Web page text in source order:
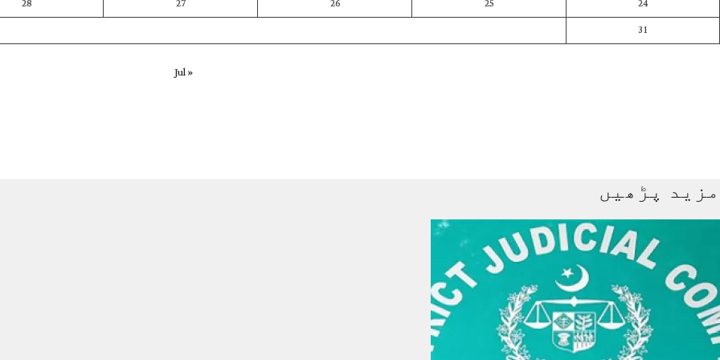
31
« Jul
مزید پڑھیں